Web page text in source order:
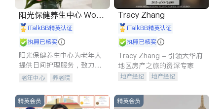
阳光保健养生中心 World
shine
iTalkBB精英认证
执照已核实
阳光保健养生中心为老年人
提供日间护理服务，致力于
通过持续的护理创新来有效
老年中心 养老院
Tracy Zhang
iTalkBB精英认证
执照已核实
Tracy Zhang - 引领大华府
地区房产之旅的资深专家
地产经纪
地产经纪
商铺租售
精英会员 精英会员